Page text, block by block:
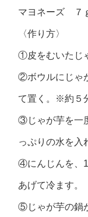
マヨネーズ ７
〈作り方〉
①皮をむいたじ
②ボウルにじゃ
て置く。※約５
③じゃが芋を一
っぷりの水を
④にんじんを、
あげて冷ます。
⑤じゃが芋の鍋